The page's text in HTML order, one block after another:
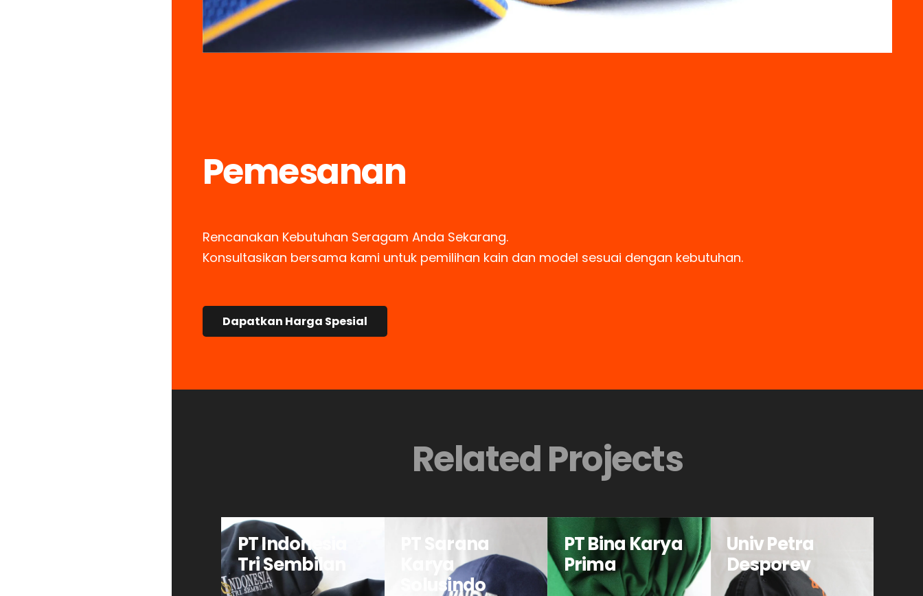
Pemesanan
Rencanakan Kebutuhan Seragam Anda Sekarang.
Konsultasikan bersama kami untuk pemilihan kain dan model sesuai dengan kebutuhan.
Dapatkan Harga Spesial
Related Projects
PT Indonesia
Tri Sembilan
PT Sarana
Karya
Solusindo
PT Bina Karya
Prima
Univ Petra
Desporev